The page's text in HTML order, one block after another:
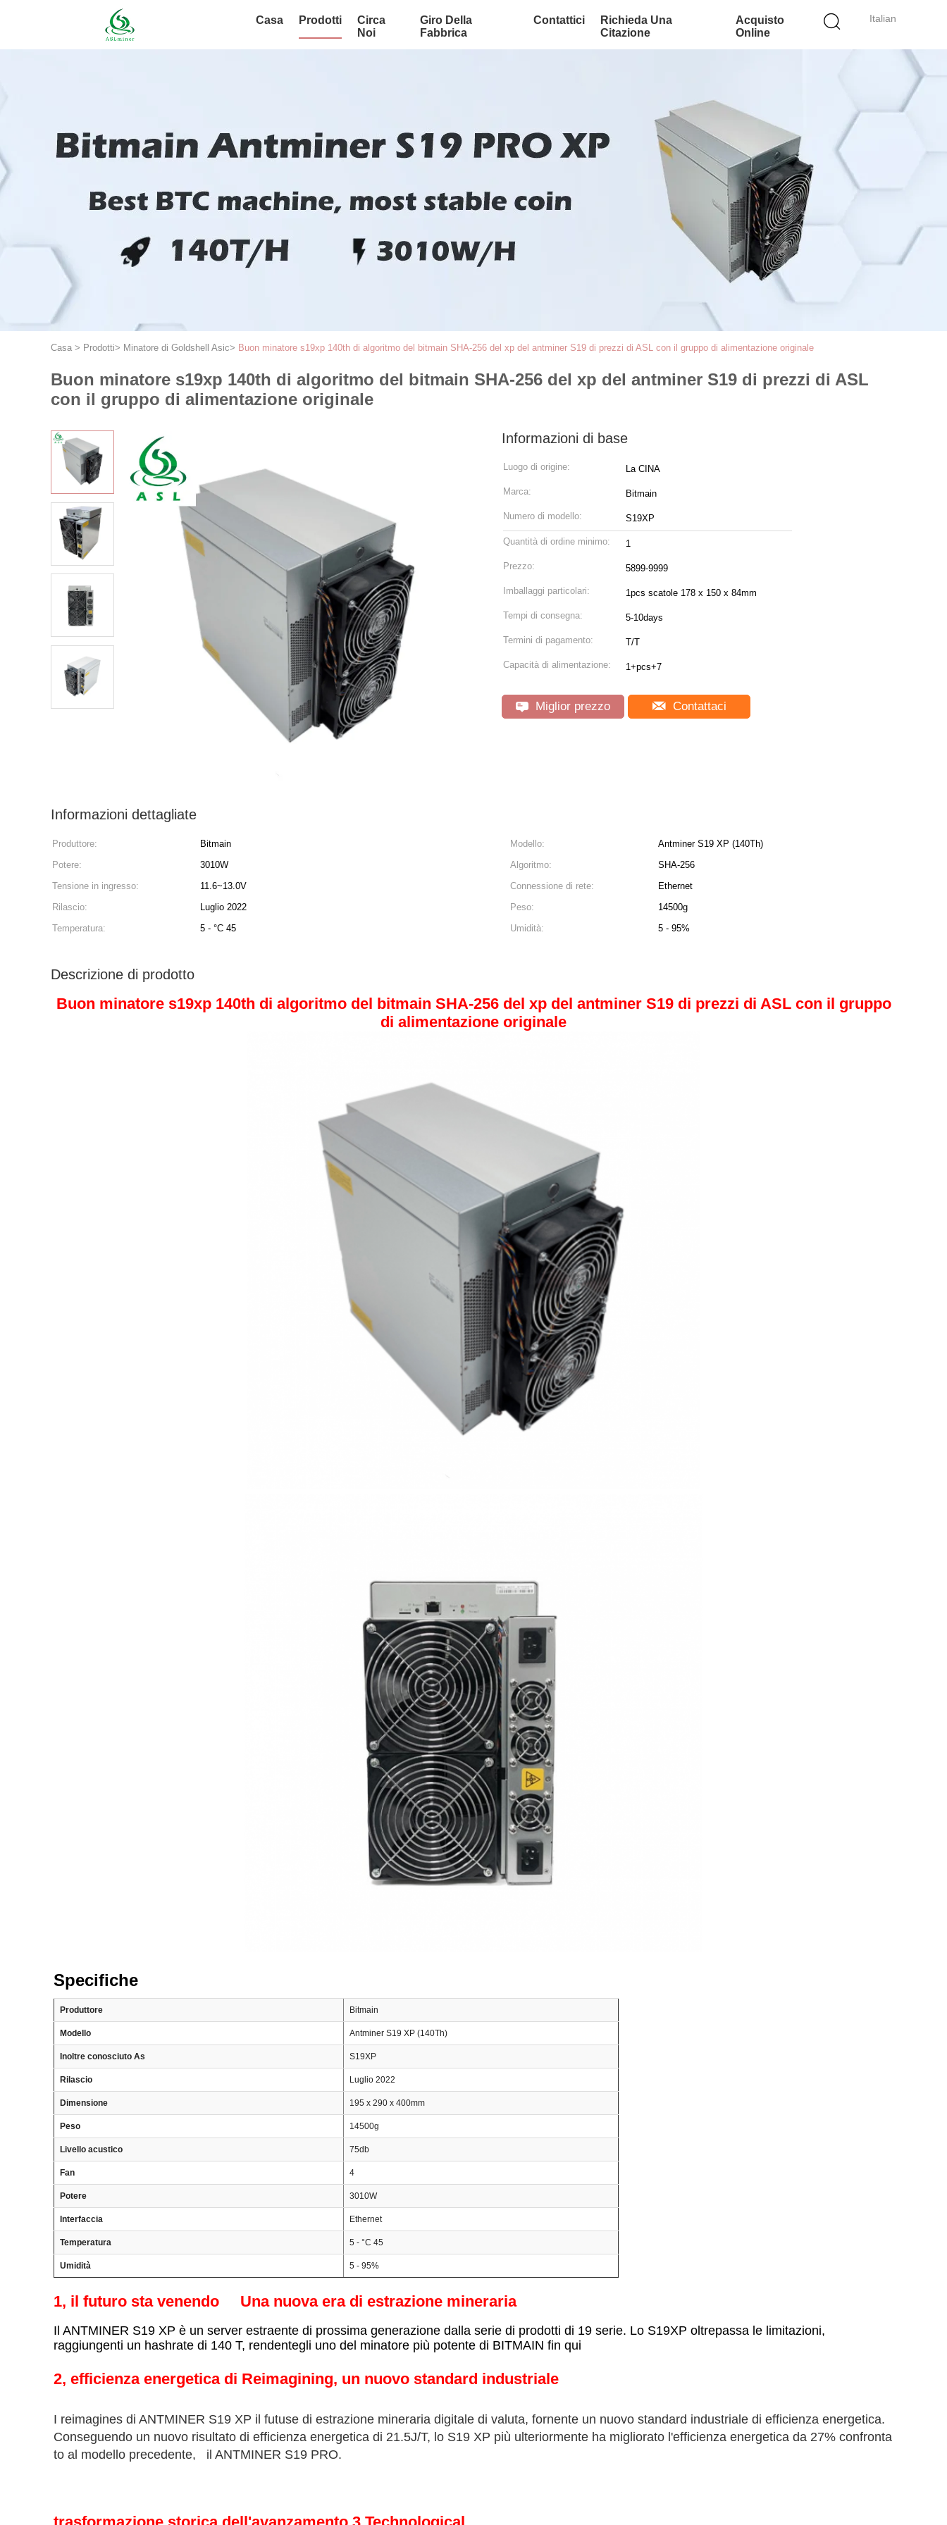
Italian
Casa Prodotti
Circa
Noi
Giro Della
Fabbrica
Contattici
Richieda Una
Citazione
Acquisto
Online
Casa > Prodotti> Minatore di Goldshell Asic> Buon minatore s19xp 140th di algoritmo del bitmain SHA-256 del xp del antminer S19 di prezzi di ASL con il gruppo di alimentazione originale
Buon minatore s19xp 140th di algoritmo del bitmain SHA-256 del xp del antminer S19 di prezzi di ASL
con il gruppo di alimentazione originale
Informazioni di base
Luogo di origine: La CINA
Marca: Bitmain
Numero di modello: S19XP
Quantità di ordine minimo: 1
Prezzo: 5899-9999
Imballaggi particolari: 1pcs scatole 178 x 150 x 84mm
Tempi di consegna: 5-10days
Termini di pagamento: T/T
Capacità di alimentazione: 1+pcs+7
Miglior prezzo Contattaci
Informazioni dettagliate
Produttore: Bitmain Modello:
Antminer S19 XP (140Th)
Potere:
3010W Algoritmo:
SHA-256
Tensione in ingresso:
11.6~13.0V Connessione di rete:
Ethernet
Rilascio:
Luglio 2022 Peso:
14500g
Temperatura:
5 - °C 45 Umidità: 5 - 95%
Descrizione di prodotto
Buon minatore s19xp 140th di algoritmo del bitmain SHA-256 del xp del antminer S19 di prezzi di ASL con il gruppo
di alimentazione originale
Specifiche
Produttore Bitmain
Modello Antminer S19 XP (140Th)
Inoltre conosciuto As S19XP
Rilascio Luglio 2022
Dimensione 195 x 290 x 400mm
Peso 14500g
Livello acustico 75db
Fan 4
Potere 3010W
Interfaccia Ethernet
Temperatura 5 - °C 45
Umidità 5 - 95%
1, il futuro sta venendo Una nuova era di estrazione mineraria
Il ANTMINER S19 XP è un server estraente di prossima generazione dalla serie di prodotti di 19 serie. Lo S19XP oltrepassa le limitazioni,
raggiungenti un hashrate di 140 T, rendentegli uno del minatore più potente di BITMAIN fin qui
2, efficienza energetica di Reimagining, un nuovo standard industriale
I reimagines di ANTMINER S19 XP il futuse di estrazione mineraria digitale di valuta, fornente un nuovo standard industriale di efficienza energetica.
Conseguendo un nuovo risultato di efficienza energetica di 21.5J/T, lo S19 XP più ulteriormente ha migliorato l'efficienza energetica da 27% confronta
to al modello precedente, il ANTMINER S19 PRO.
trasformazione storica dell'avanzamento 3.Technological